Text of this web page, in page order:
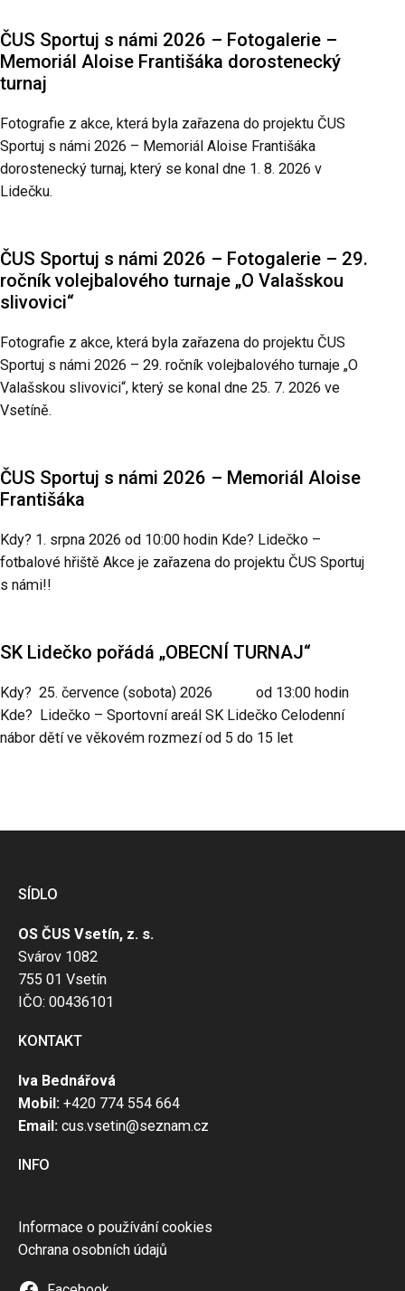
ČUS Sportuj s námi 2026 – Fotogalerie –
Memoriál Aloise Františáka dorostenecký
turnaj
Fotografie z akce, která byla zařazena do projektu ČUS
Sportuj s námi 2026 – Memoriál Aloise Františáka
dorostenecký turnaj, který se konal dne 1. 8. 2026 v
Lidečku.
ČUS Sportuj s námi 2026 – Fotogalerie – 29.
ročník volejbalového turnaje „O Valašskou
slivovici“
Fotografie z akce, která byla zařazena do projektu ČUS
Sportuj s námi 2026 – 29. ročník volejbalového turnaje „O
Valašskou slivovici“, který se konal dne 25. 7. 2026 ve
Vsetíně.
ČUS Sportuj s námi 2026 – Memoriál Aloise
Františáka
Kdy? 1. srpna 2026 od 10:00 hodin Kde? Lidečko –
fotbalové hřiště Akce je zařazena do projektu ČUS Sportuj
s námi!!
SK Lidečko pořádá „OBECNÍ TURNAJ“
Kdy? 25. července (sobota) 2026 od 13:00 hodin
Kde? Lidečko – Sportovní areál SK Lidečko Celodenní
nábor dětí ve věkovém rozmezí od 5 do 15 let
SÍDLO
OS ČUS Vsetín, z. s.
Svárov 1082
755 01 Vsetín
IČO: 00436101
KONTAKT
Iva Bednářová
Mobil: +420 774 554 664
Email: cus.vsetin@seznam.cz
INFO
Informace o používání cookies
Ochrana osobních údajů